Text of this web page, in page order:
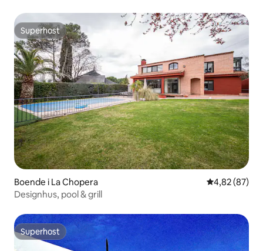
Superhost
Superhost
Boende i La Chopera 4,82 av 5 i
4,82 (87)
Designhus, pool & grill
Superhost
Superhost